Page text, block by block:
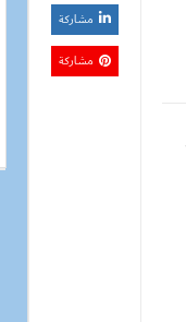
مشاركة
مشاركة